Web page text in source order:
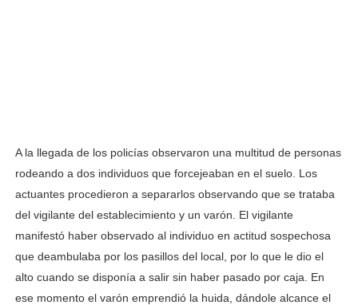
A la llegada de los policías observaron una multitud de personas
rodeando a dos individuos que forcejeaban en el suelo. Los
actuantes procedieron a separarlos observando que se trataba
del vigilante del establecimiento y un varón. El vigilante
manifestó haber observado al individuo en actitud sospechosa
que deambulaba por los pasillos del local, por lo que le dio el
alto cuando se disponía a salir sin haber pasado por caja. En
ese momento el varón emprendió la huida, dándole alcance el